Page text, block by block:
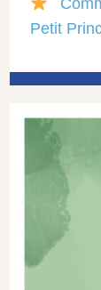
Petit